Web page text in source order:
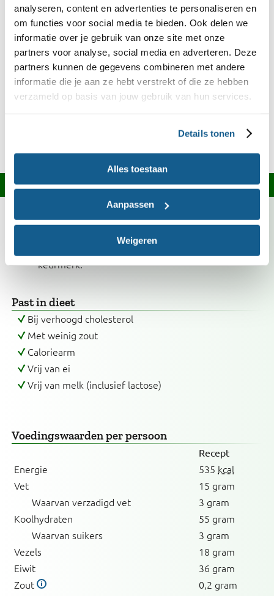
analyseren, content en advertenties te personaliseren en
om functies voor social media te bieden. Ook delen we
informatie over je gebruik van onze site met onze
partners voor analyse, social media en adverteren. Deze
partners kunnen de gegevens combineren met andere
informatie die je aan ze hebt verstrekt of die ze hebben
verzameld op basis van jouw gebruik van hun services.
Details tonen
Alles toestaan
Aanpassen
Weigeren
die je gebruikt vrij zijn van allergenen. Kijk daarom
altijd op het etiket of raadpleeg onze Kies Ik
Gezond?-app.
Ingrediënten over?
Kijk op onzereceptensitewelke recepten je ermee
kunt maken of bekijk het bewaaradvies in onze
Informatie over dit recept
Snijbonen is deze maand in Nederland in het
seizoen. Kies bij voorkeur voor groente met het
Biologisch, Demeter of EKO-NL 3 sterren
keurmerk.
Past in dieet
Bij verhoogd cholesterol
Met weinig zout
Caloriearm
Vrij van ei
Vrij van melk (inclusief lactose)
Voedingswaardenper persoon
Recept
Energie 535 kcal
Vet
15 gram
Waarvan verzadigd vet
3 gram
Koolhydraten
55 gram
Waarvan suikers
3 gram
Vezels
18 gram
Eiwit
36 gram
Zout
0,2 gram